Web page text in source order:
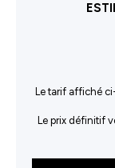
Le tarif affiché
Le prix définitif